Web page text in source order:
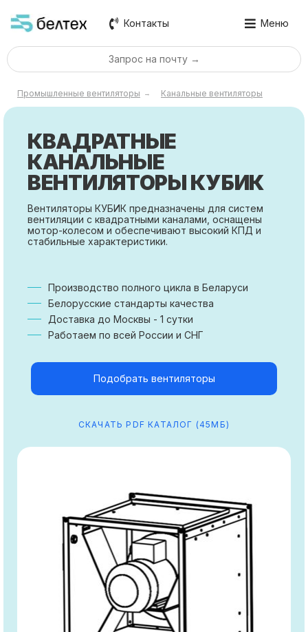
Контакты Меню
Запрос на почту →
Промышленные вентиляторы → Канальные вентиляторы
КВАДРАТНЫЕ
КАНАЛЬНЫЕ
ВЕНТИЛЯТОРЫ КУБИК
Вентиляторы КУБИК предназначены для систем
вентиляции с квадратными каналами, оснащены
мотор-колесом и обеспечивают высокий КПД и
стабильные характеристики.
Производство полного цикла в Беларуси
Белорусские стандарты качества
Доставка до Москвы - 1 сутки
Работаем по всей России и СНГ
Подобрать вентиляторы
СКАЧАТЬ PDF КАТАЛОГ (45МБ)